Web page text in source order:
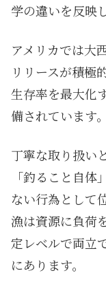
学の違いを反映
アメリカでは大
リリースが積極
生存率を最大化
備されています。
丁寧な取り扱い
「釣ること自
ない行為として
漁は資源に負荷
定レベルで両立
にあります。